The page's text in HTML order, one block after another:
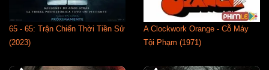
65 - 65: Trận Chiến Thời Tiền Sử
(2023)
A Clockwork Orange - Cỗ Máy
Tội Phạm (1971)